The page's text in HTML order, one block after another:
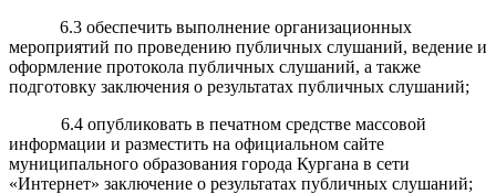
6.3 обеспечить выполнение организационных
мероприятий по проведению публичных слушаний, ведение и
оформление протокола публичных слушаний, а также
подготовку заключения о результатах публичных слушаний;
6.4 опубликовать в печатном средстве массовой
информации и разместить на официальном сайте
муниципального образования города Кургана в сети
«Интернет» заключение о результатах публичных слушаний;